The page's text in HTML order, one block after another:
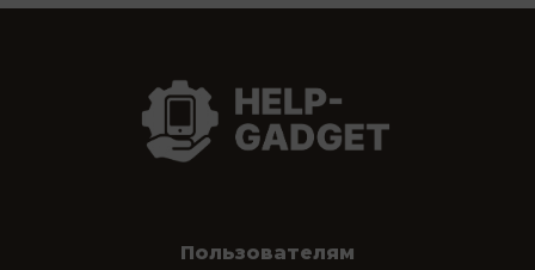
Пользователям